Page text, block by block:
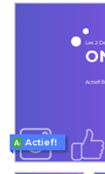
Actief!